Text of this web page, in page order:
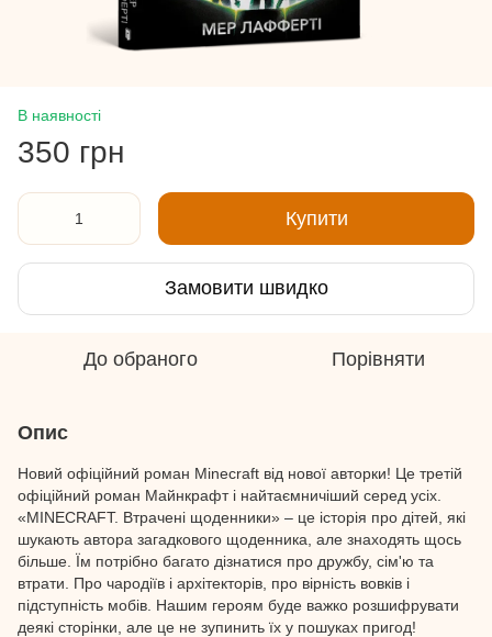
В наявності
350 грн
Купити
Замовити швидко
До обраного Порівняти
Опис
Новий офіційний роман Minecraft від нової авторки! Це третій
офіційний роман Майнкрафт і найтаємничіший серед усіх.
«MINECRAFT. Втрачені щоденники» – це історія про дітей, які
шукають автора загадкового щоденника, але знаходять щось
більше. Їм потрібно багато дізнатися про дружбу, сім'ю та
втрати. Про чародіїв і архітекторів, про вірність вовків і
підступність мобів. Нашим героям буде важко розшифрувати
деякі сторінки, але це не зупинить їх у пошуках пригод!